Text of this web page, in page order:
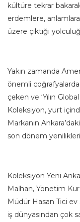
kültüre tekrar
erdemlere,
üzere çıktığı
Yakın zamanda
önemli coğrafyalarda
çeken ve ‘Yılın
Koleksiyon, yurt
Markanın
son dönem yenilikleri
Koleksiyon Yeni
Malhan, Yönetim
Müdür Hasan Tici
iş dünyasından çok